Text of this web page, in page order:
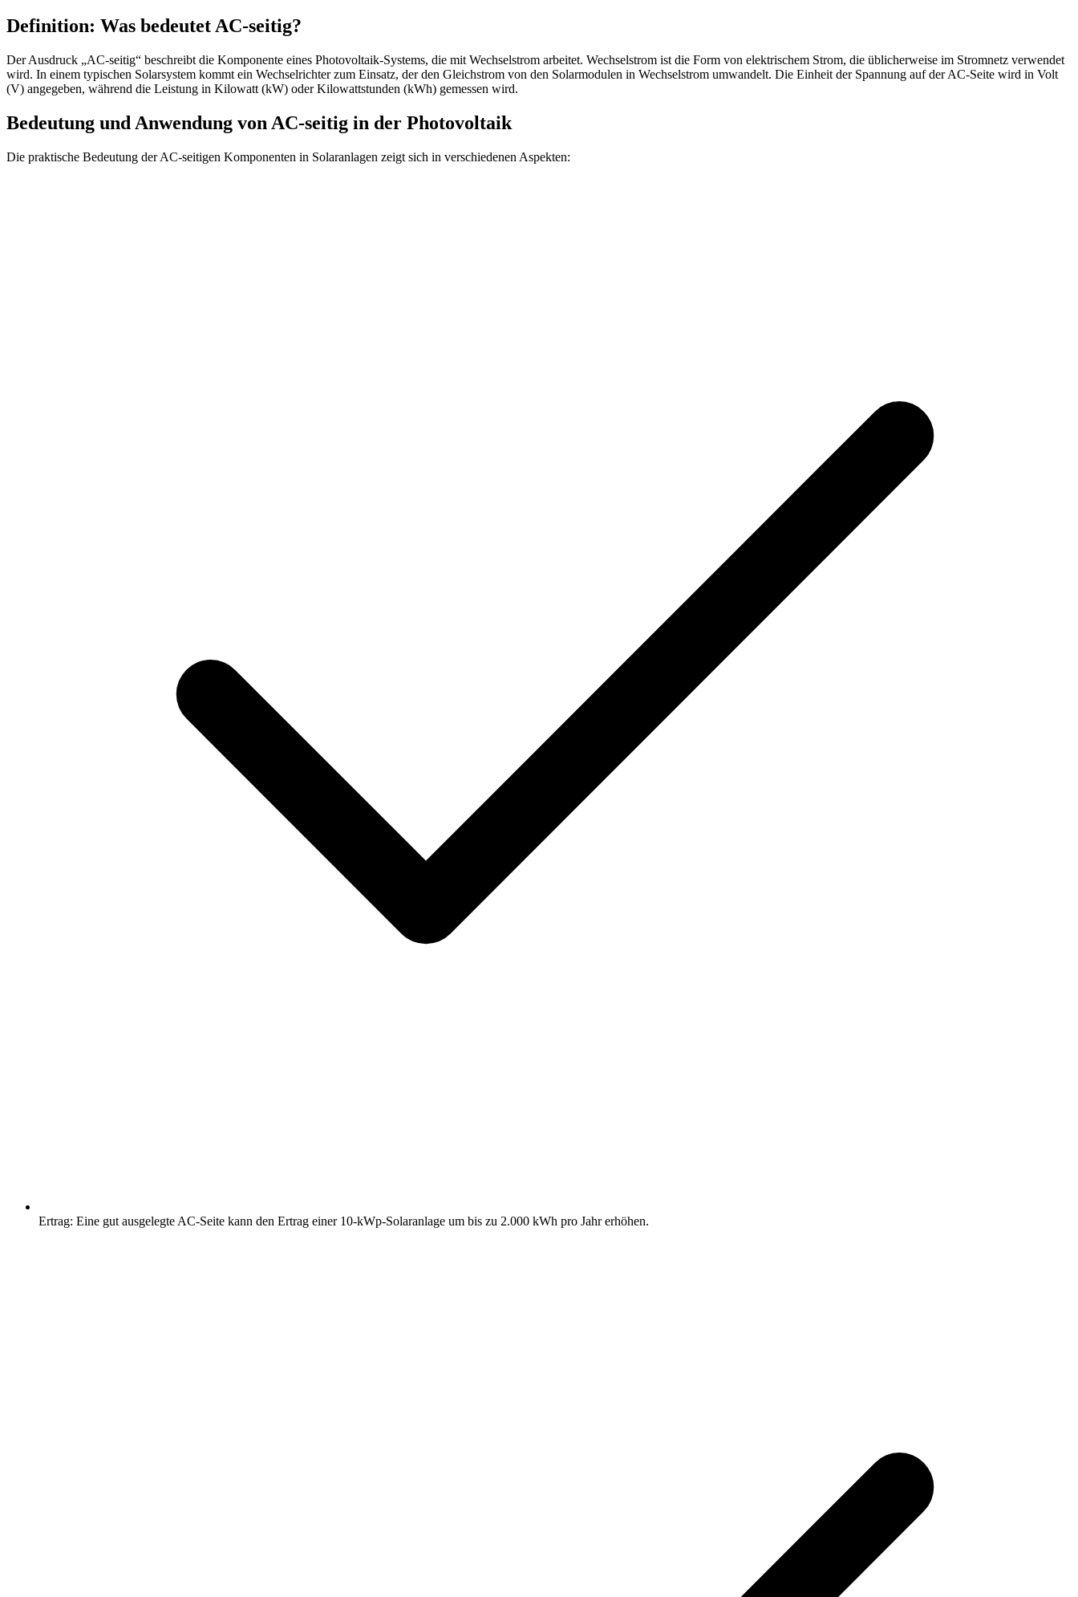
Definition: Was bedeutet AC-seitig?
Der Ausdruck „AC-seitig“ beschreibt die Komponente eines Photovoltaik-Systems, die mit Wechselstrom arbeitet. Wechselstrom ist die Form von elektrischem Strom, die üblicherweise im Stromnetz verwendet
wird. In einem typischen Solarsystem kommt ein Wechselrichter zum Einsatz, der den Gleichstrom von den Solarmodulen in Wechselstrom umwandelt. Die Einheit der Spannung auf der AC-Seite wird in Volt
(V) angegeben, während die Leistung in Kilowatt (kW) oder Kilowattstunden (kWh) gemessen wird.
Bedeutung und Anwendung von AC-seitig in der Photovoltaik
Die praktische Bedeutung der AC-seitigen Komponenten in Solaranlagen zeigt sich in verschiedenen Aspekten:
Ertrag: Eine gut ausgelegte AC-Seite kann den Ertrag einer 10-kWp-Solaranlage um bis zu 2.000 kWh pro Jahr erhöhen.